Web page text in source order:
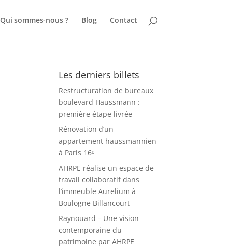
Qui sommes-nous ? Blog Contact
Les derniers billets
Restructuration de bureaux
boulevard Haussmann :
première étape livrée
Rénovation d’un
appartement haussmannien
à Paris 16ᵉ
AHRPE réalise un espace de
travail collaboratif dans
l’immeuble Aurelium à
Boulogne Billancourt
Raynouard – Une vision
contemporaine du
patrimoine par AHRPE